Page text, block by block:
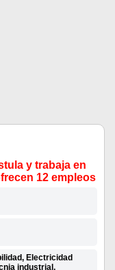
y trabaja en
12 empleos
Electricidad
industrial,